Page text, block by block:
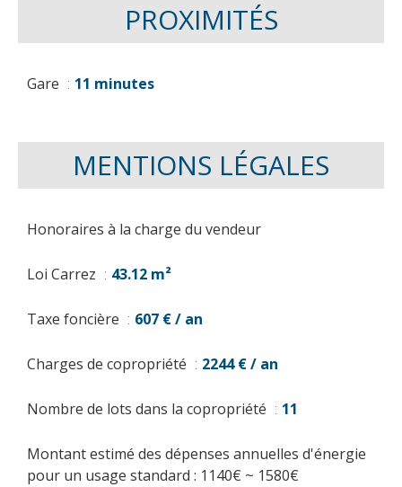
PROXIMITÉS
Gare 11 minutes
MENTIONS LÉGALES
Honoraires à la charge du vendeur
Loi Carrez 43.12 m²
Taxe foncière 607 € / an
Charges de copropriété 2244 € / an
Nombre de lots dans la copropriété 11
Montant estimé des dépenses annuelles d'énergie
pour un usage standard : 1140€ ~ 1580€